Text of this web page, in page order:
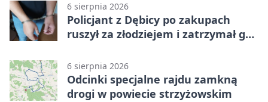
6 sierpnia 2026
Policjant z Dębicy po zakupach
ruszył za złodziejem i zatrzymał go
6 sierpnia 2026
Odcinki specjalne rajdu zamkną
drogi w powiecie strzyżowskim